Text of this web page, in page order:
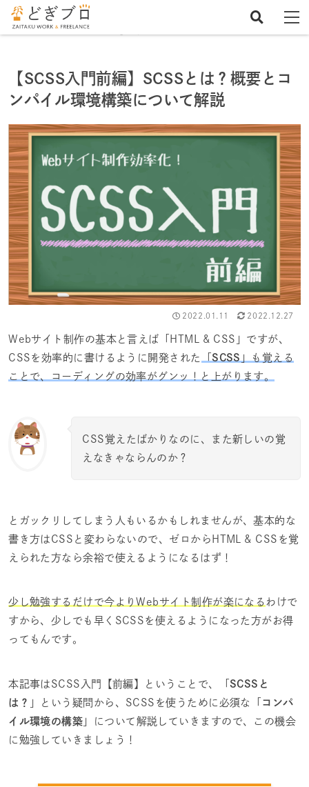
ホーム Web Design Tips
【SCSS入門前編】SCSSとは？概要とコ
ンパイル環境構築について解説
2022.01.11 2022.12.27
Webサイト制作の基本と言えば「HTML & CSS」ですが、
CSSを効率的に書けるように開発された
「SCSS 」も覚える
ことで、コーディングの効率がグンッ！と上がります。
CSS覚えたばかりなのに、また新しいの覚
えなきゃならんのか？
とガックリしてしまう人もいるかもしれませんが、基本的な
書き方はCSSと変わらないので、ゼロからHTML & CSSを覚
えられた方なら余裕で使えるようになるはず！
少し勉強するだけで今よりWebサイト制作が楽になる わけで
すから、少しでも早くSCSSを使えるようになった方がお得
ってもんです。
本記事はSCSS入門【前編】ということで、「 SCSSと
は？ 」という疑問から、SCSSを使うために必須な「
コンパ
イル環境の構築 」について解説していきますので、この機会
に勉強していきましょう！